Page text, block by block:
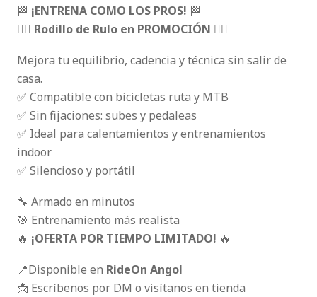
🏁 ¡ENTRENA COMO LOS PROS! 🏁
🚴‍♂️ Rodillo de Rulo en PROMOCIÓN 🚴‍♀️
Mejora tu equilibrio, cadencia y técnica sin salir de
casa.
✅ Compatible con bicicletas ruta y MTB
✅ Sin fijaciones: subes y pedaleas
✅ Ideal para calentamientos y entrenamientos
indoor
✅ Silencioso y portátil
🔧 Armado en minutos
🎯 Entrenamiento más realista
🔥 ¡OFERTA POR TIEMPO LIMITADO! 🔥
📍Disponible en RideOn Angol
📩 Escríbenos por DM o visítanos en tienda